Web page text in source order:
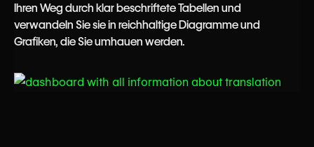
Ihren Weg durch klar beschriftete Tabellen und
verwandeln Sie sie in reichhaltige Diagramme und
Grafiken, die Sie umhauen werden.